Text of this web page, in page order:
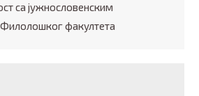
са јужнословенским
факултета